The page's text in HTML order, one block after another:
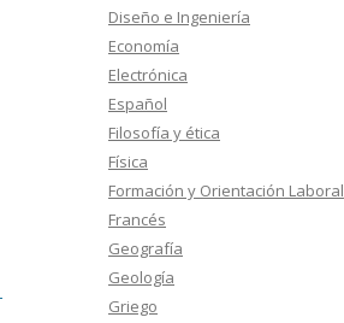
Diseño e Ingeniería
Economía
Electrónica
Español
Filosofía y ética
Física
Formación y Orientación Laboral
Francés
Geografía
Geología
Griego